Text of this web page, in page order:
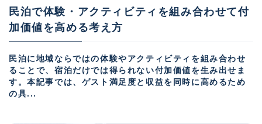
民泊で体験・アクティビティを組み合わせて付
加価値を高める考え方
民泊に地域ならではの体験やアクティビティを組み合わせ
ることで、宿泊だけでは得られない付加価値を生み出せま
す。本記事では、ゲスト満足度と収益を同時に高めるため
の具...